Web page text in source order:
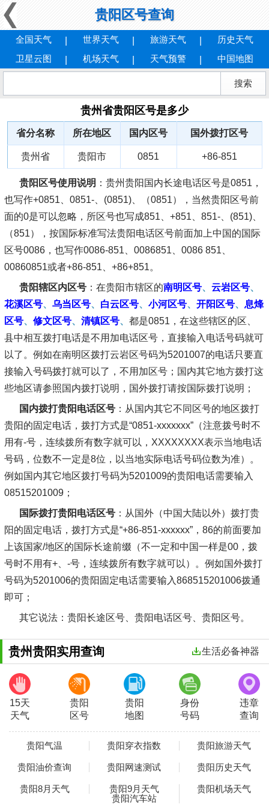
贵阳区号查询
全国天气 世界天气 旅游天气
历史天气
卫星云图
机场天气 天气预警 中国地图
贵州省贵阳区号是多少
省分名称 所在地区 国内区号 国外拨打区号
贵州省 贵阳市 0851 +86-851
贵阳区号使用说明 ：贵州贵阳国内长途电话区号是0851，
也写作+0851、0851-、(0851)、（0851），当然贵阳区号前
面的0是可以忽略，所区号也写成851、+851、851-、(851)、
（851），按国际标准写法贵阳电话区号前面加上中国的国际
区号0086，也写作0086-851、0086851、0086 851、
00860851或者+86-851、+86+851。
贵阳辖区内区号：在贵阳市辖区的南明区号、 云岩区号、
花溪区号、 乌当区号、 白云区号、 小河区号、 开阳区号、 息烽
区号、 修文区号、 清镇区号、 都是0851，在这些辖区的区、
县中相互拨打电话是不用加电话区号，直接输入电话号码就可
以了。例如在南明区拨打云岩区号码为5201007的电话只要直
接输入号码拨打就可以了，不用加区号；国内其它地方拨打这
些地区请参照国内拨打说明，国外拨打请按国际拨打说明；
国内拨打贵阳电话区号：从国内其它不同区号的地区拨打
贵阳的固定电话，拨打方式是“0851-xxxxxxx”（注意拨号时不
用有-号，连续拨所有数字就可以，XXXXXXXX表示当地电话
号码，位数不一定是8位，以当地实际电话号码位数为准）。
例如国内其它地区拨打号码为5201009的贵阳电话需要输入
08515201009；
国际拨打贵阳电话区号：从国外（中国大陆以外）拨打贵
阳的固定电话，拨打方式是“+86-851-xxxxxx”，86的前面要加
上该国家/地区的国际长途前缀（不一定和中国一样是00，拨
号时不用有+、-号，连续拨所有数字就可以）。例如国外拨打
号码为5201006的贵阳固定电话需要输入868515201006拨通
即可；
其它说法：贵阳长途区号、贵阳电话区号、贵阳区号。
贵州贵阳实用查询 生活必备神器
15天
天气
贵阳
区号
贵阳
地图
身份
号码
违章
查询
贵阳气温 贵阳穿衣指数 贵阳旅游天气
贵阳油价查询 贵阳网速测试 贵阳历史天气
贵阳8月天气 贵阳9月天气
贵阳机场天气
贵阳汽车站